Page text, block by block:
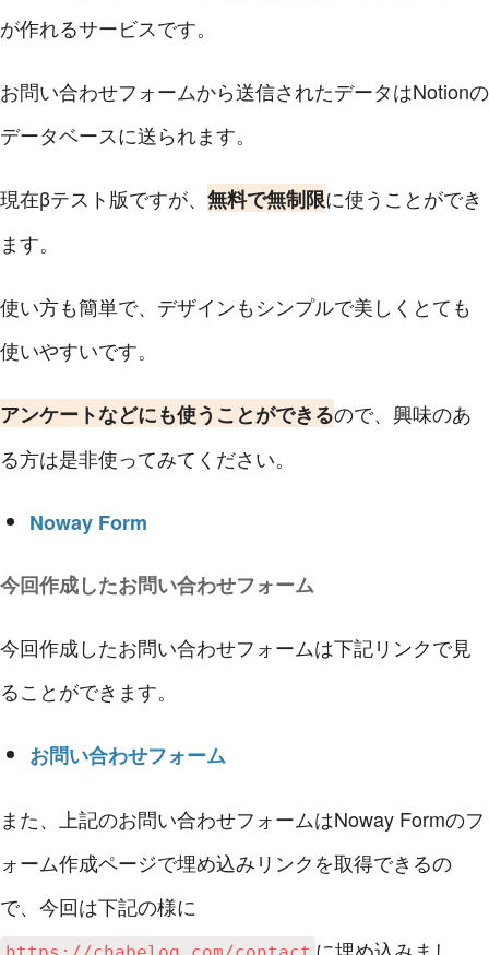
が作れるサービスです。
お問い合わせフォームから送信されたデータはNotionの
データベースに送られます。
現在βテスト版ですが、 無料で無制限に使うことができ
ます。
使い方も簡単で、デザインもシンプルで美しくとても
使いやすいです。
アンケートなどにも使うことができるので、興味のあ
る方は是非使ってみてください。
Noway Form
今回作成したお問い合わせフォーム
今回作成したお問い合わせフォームは下記リンクで見
ることができます。
お問い合わせフォーム
また、上記のお問い合わせフォームはNoway Formのフ
ォーム作成ページで埋め込みリンクを取得できるの
で、今回は下記の様に
に埋め込みまし